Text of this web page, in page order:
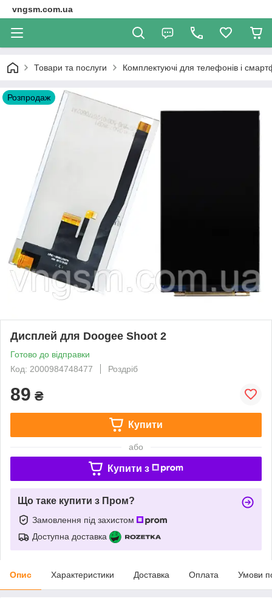
vngsm.com.ua
Товари та послуги Комплектуючі для телефонів і
Розпродаж
Дисплей для Doogee Shoot 2
Готово до відправки
Код: 2000984748477
Роздріб
89 ₴
Купити
або
Купити з
Що таке купити з Пром?
Замовлення під захистом
Доступна доставка
Опис Характеристики Доставка Оплата Умови